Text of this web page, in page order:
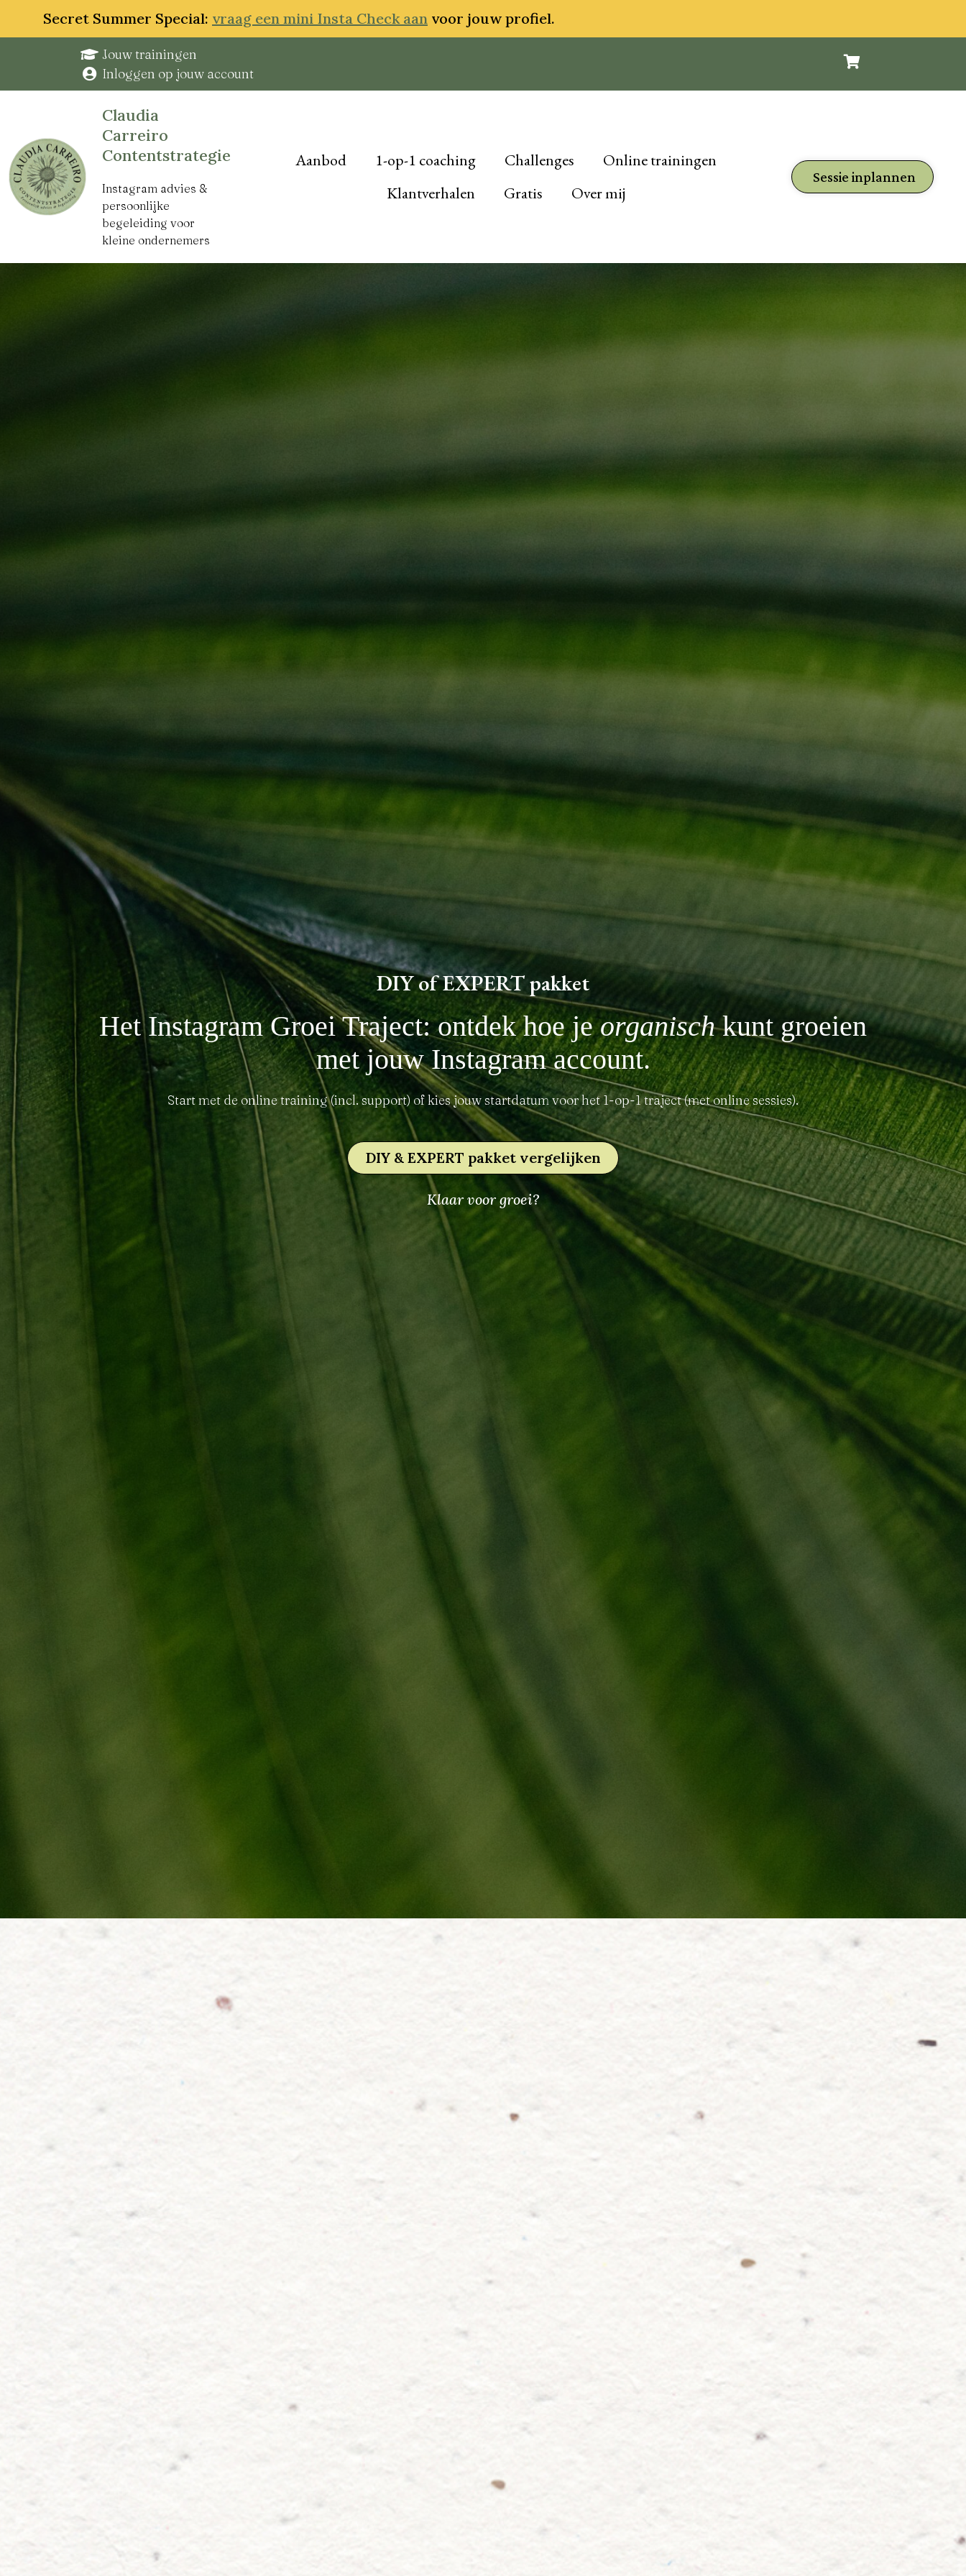
Secret Summer Special: vraag een mini Insta Check aan voor jouw profiel.
Jouw trainingen
Inloggen op jouw account
Claudia
Carreiro
Contentstrategie
Instagram advies &
persoonlijke
begeleiding voor
kleine ondernemers
Aanbod 1-op-1 coaching Challenges
Online trainingen
Klantverhalen
Gratis Over mij
Sessie inplannen
DIY of EXPERT pakket
Het Instagram Groei Traject: ontdek hoe jeorganischkunt groeien
met jouw Instagram account.
Start met de online training (incl. support) of kies jouw startdatum voor het 1-op-1 traject (met online sessies).
DIY & EXPERT pakket vergelijken
Klaar voor groei?